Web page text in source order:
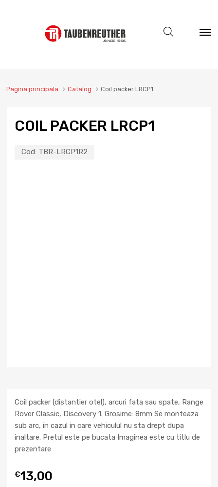
Pagina principala Catalog Coil packer LRCP1
COIL PACKER LRCP1
Cod: TBR-LRCP1R2
Coil packer (distantier otel), arcuri fata sau spate, Range
Rover Classic, Discovery 1. Grosime: 8mm Se monteaza
sub arc, in cazul in care vehiculul nu sta drept dupa
inaltare. Pretul este pe bucata Imaginea este cu titlu de
prezentare
€13,00